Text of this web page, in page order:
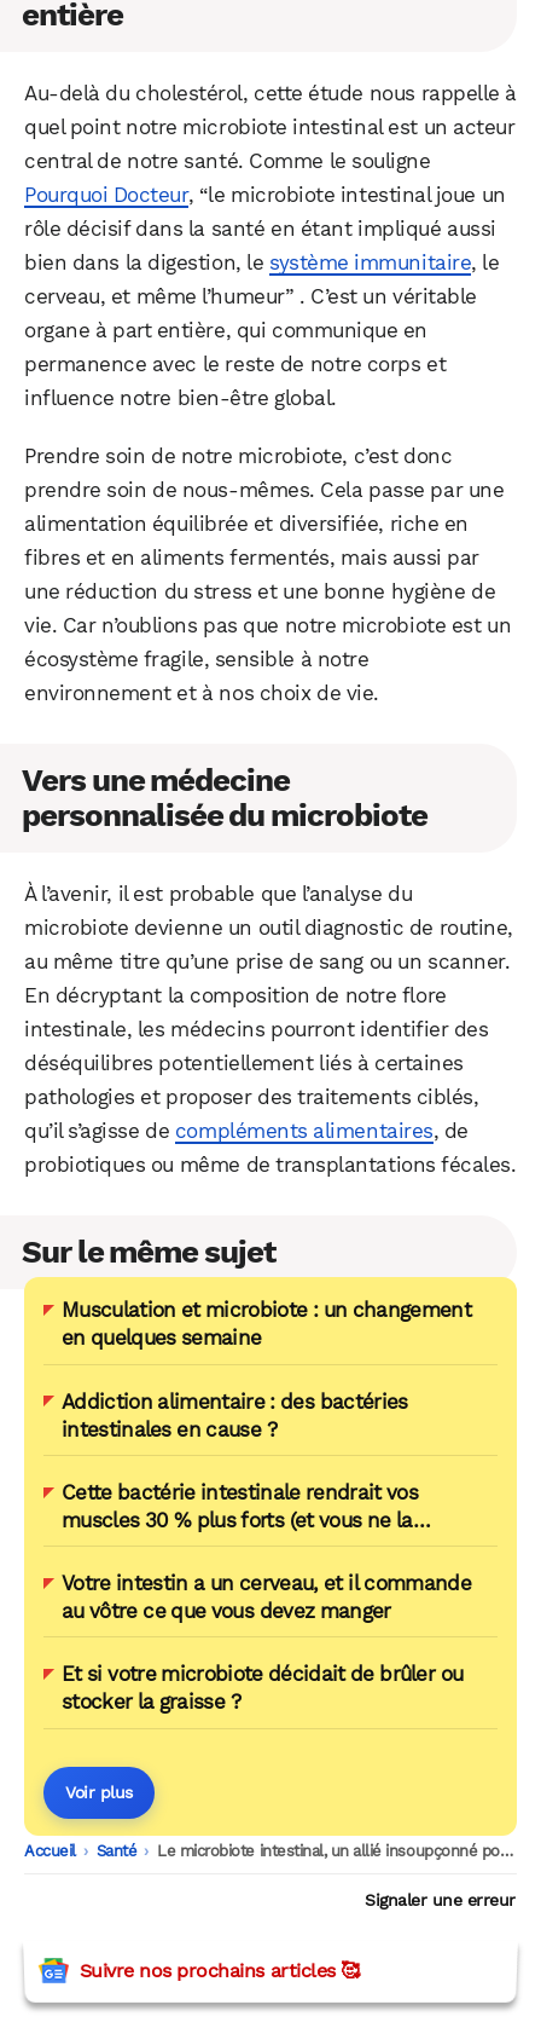
entière
Au-delà du cholestérol, cette étude nous rappelle à
quel point notre microbiote intestinal est un acteur
central de notre santé. Comme le souligne
Pourquoi Docteur, “le microbiote intestinal joue un
rôle décisif dans la santé en étant impliqué aussi
bien dans la digestion, le système immunitaire, le
cerveau, et même l’humeur” . C’est un véritable
organe à part entière, qui communique en
permanence avec le reste de notre corps et
influence notre bien-être global.
Prendre soin de notre microbiote, c’est donc
prendre soin de nous-mêmes. Cela passe par une
alimentation équilibrée et diversifiée, riche en
fibres et en aliments fermentés, mais aussi par
une réduction du stress et une bonne hygiène de
vie. Car n’oublions pas que notre microbiote est un
écosystème fragile, sensible à notre
environnement et à nos choix de vie.
Vers une médecine
personnalisée du microbiote
À l’avenir, il est probable que l’analyse du
microbiote devienne un outil diagnostic de routine,
au même titre qu’une prise de sang ou un scanner.
En décryptant la composition de notre flore
intestinale, les médecins pourront identifier des
déséquilibres potentiellement liés à certaines
pathologies et proposer des traitements ciblés,
qu’il s’agisse de compléments alimentaires, de
probiotiques ou même de transplantations fécales.
Sur le même sujet
Musculation et microbiote : un changement
en quelques semaine
Addiction alimentaire : des bactéries
intestinales en cause ?
Cette bactérie intestinale rendrait vos
muscles 30 % plus forts (et vous ne la
connaissez pas)
Votre intestin a un cerveau, et il commande
au vôtre ce que vous devez manger
Et si votre microbiote décidait de brûler ou
stocker la graisse ?
Voir plus
Accueil -
Santé -
Le microbiote intestinal, un allié insoupçonné pour réduire le cholestérol
Signaler une erreur
Suivre nos prochains articles 🥰